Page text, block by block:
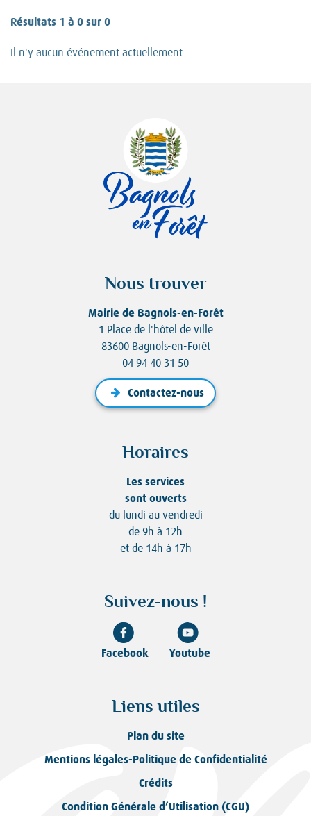
Résultats 1 à 0 sur 0
Il n'y aucun événement actuellement.
Nous trouver
Mairie de Bagnols-en-Forêt
1 Place de l'hôtel de ville
83600 Bagnols-en-Forêt
04 94 40 31 50
Contactez-nous
Horaires
Les services
sont ouverts
du lundi au vendredi
de 9h à 12h
et de 14h à 17h
Suivez-nous !
Facebook Youtube
Liens utiles
Plan du site
Mentions légales-Politique de Confidentialité
Crédits
Condition Générale d’Utilisation (CGU)